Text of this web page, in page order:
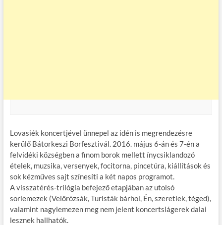
Lovasiék koncertjével ünnepel az idén is megrendezésre
kerülő Bátorkeszi Borfesztivál. 2016. május 6-án és 7-én a
felvidéki községben a finom borok mellett ínycsiklandozó
ételek, muzsika, versenyek, focitorna, pincetúra, kiállítások és
sok kézműves sajt színesíti a két napos programot.
A visszatérés-trilógia befejező etapjában az utolsó
sorlemezek (Velőrózsák, Turisták bárhol, Én, szeretlek, téged),
valamint nagylemezen meg nem jelent koncertslágerek dalai
lesznek hallhatók.